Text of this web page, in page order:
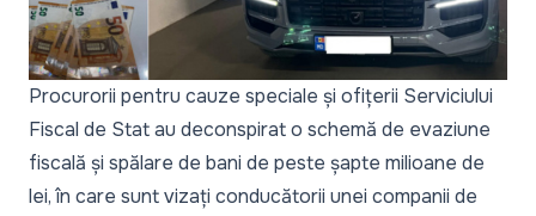
Procurorii pentru cauze speciale și ofițerii Serviciului
Fiscal de Stat au deconspirat o schemă de evaziune
fiscală și spălare de bani de peste șapte milioane de
lei, în care sunt vizați conducătorii unei companii de